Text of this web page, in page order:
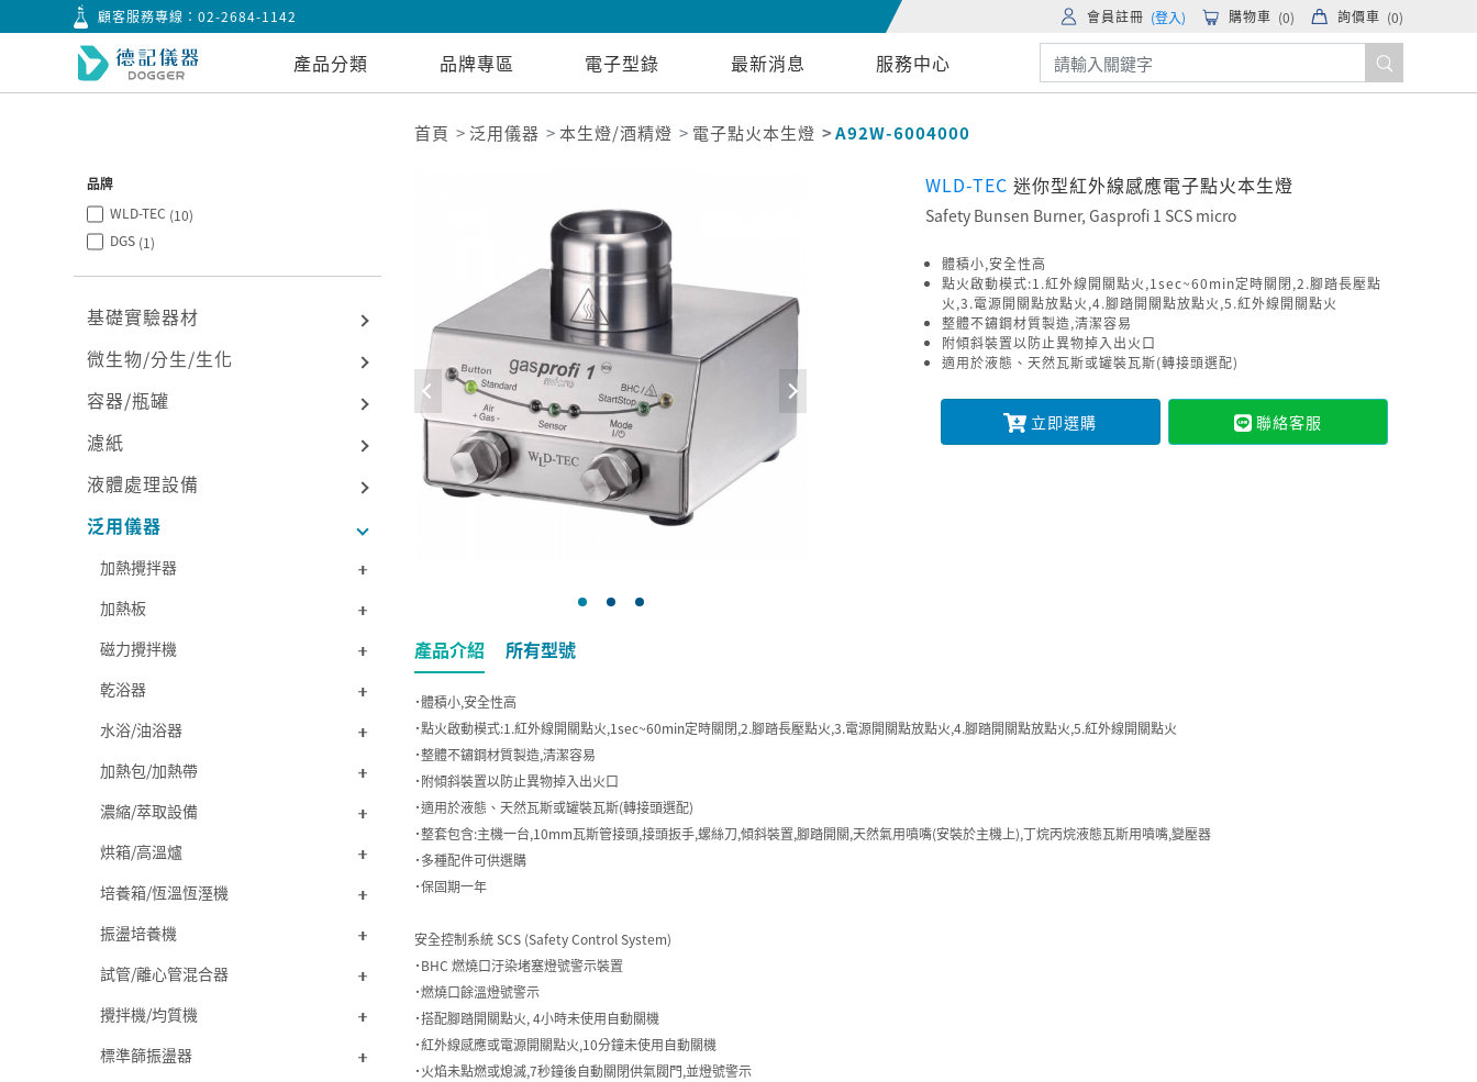
顧客服務專線：02-2684-1142 會員註冊 (登入) 購物車 (0) 詢價車 (0)
產品分類 品牌專區 電子型錄 最新消息 服務中心
首頁 泛用儀器 本生燈/酒精燈 電子點火本生燈 A92W-6004000
品牌
WLD-TEC (10)
DGS (1)
基礎實驗器材
微生物/分生/生化
容器/瓶罐
濾紙
液體處理設備
泛用儀器
加熱攪拌器
加熱板
磁力攪拌機
乾浴器
水浴/油浴器
加熱包/加熱帶
濃縮/萃取設備
烘箱/高溫爐
培養箱/恆溫恆溼機
振盪培養機
試管/離心管混合器
攪拌機/均質機
標準篩振盪器
WLD-TEC 迷你型紅外線感應電子點火本生燈
Safety Bunsen Burner, Gasprofi 1 SCS micro
體積小,安全性高
點火啟動模式:1.紅外線開關點火,1sec~60min定時關閉,2.腳踏長壓點
火,3.電源開關點放點火,4.腳踏開關點放點火,5.紅外線開關點火
整體不鏽鋼材質製造,清潔容易
附傾斜裝置以防止異物掉入出火口
適用於液態、天然瓦斯或罐裝瓦斯(轉接頭選配)
立即選購 聯絡客服
產品介紹 所有型號
˙體積小,安全性高
˙點火啟動模式:1.紅外線開關點火,1sec~60min定時關閉,2.腳踏長壓點火,3.電源開關點放點火,4.腳踏開關點放點火,5.紅外線開關點火
˙整體不鏽鋼材質製造,清潔容易
˙附傾斜裝置以防止異物掉入出火口
˙適用於液態、天然瓦斯或罐裝瓦斯(轉接頭選配)
˙整套包含:主機一台,10mm瓦斯管接頭,接頭扳手,螺絲刀,傾斜裝置,腳踏開關,天然氣用噴嘴(安裝於主機上),丁烷丙烷液態瓦斯用噴嘴,變壓器
˙多種配件可供選購
˙保固期一年
安全控制系統 SCS (Safety Control System)
˙BHC 燃燒口汙染堵塞燈號警示裝置
˙燃燒口餘溫燈號警示
˙搭配腳踏開關點火, 4小時未使用自動關機
˙紅外線感應或電源開關點火,10分鐘未使用自動關機
˙火焰未點燃或熄滅,7秒鐘後自動關閉供氣閥門,並燈號警示